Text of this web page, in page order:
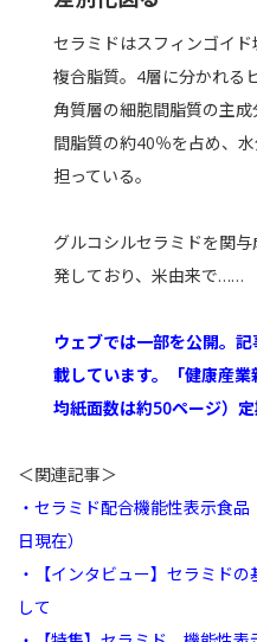
セラミドはスフィンゴイ
複合脂質。4層に分かれる
角質層の細胞間脂質の主
間脂質の約40％を占め、
担っている。
グルコシルセラミドを関
発しており、米由来で……
ウェブでは一部を公開。
載しています。「健康産
均紙面数は約50ページ）
＜関連記事＞
・セラミド配合機能性表示食
日現在）
・【インタビュー】セラミド
して